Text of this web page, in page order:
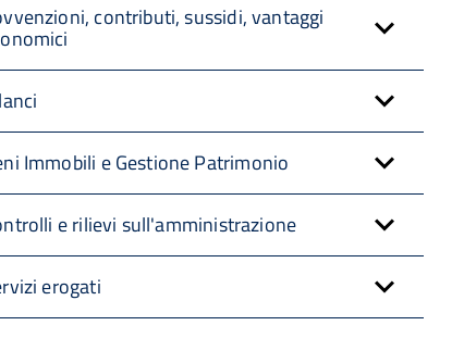
contributi, sussidi, vantaggi
Immobili e Gestione Patrimonio
e rilievi sull'amministrazione
erogati